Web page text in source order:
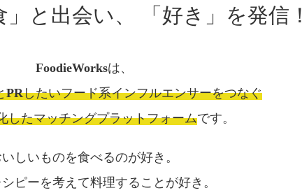
と出会い、 「好き」を発信！
FoodieWorksは、
PRしたいフード系インフルエンサーをつなぐ
したマッチングプラットフォームです。
しいものを食べるのが好き。
ピーを考えて料理することが好き。